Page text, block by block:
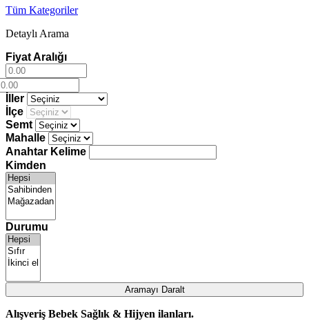
Tüm Kategoriler
Detaylı Arama
Fiyat Aralığı
İller
İlçe
Semt
Mahalle
Anahtar Kelime
Kimden
Durumu
Aramayı Daralt
Alışveriş Bebek Sağlık & Hijyen ilanları.